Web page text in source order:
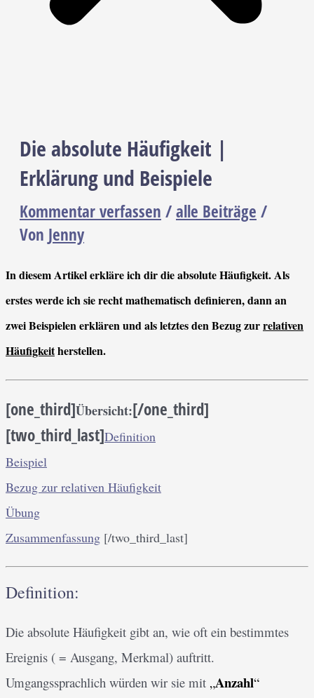
Die absolute Häufigkeit |
Erklärung und Beispiele
Kommentar verfassen /alle Beiträge /
Von Jenny
In diesem Artikel erkläre ich dir die absolute Häufigkeit. Als
erstes werde ich sie recht mathematisch definieren, dann an
zwei Beispielen erklären und als letztes den Bezug zurrelativen
Häufigkeitherstellen.
[one_third]Übersicht:[/one_third]
[two_third_last]Definition
Beispiel
Bezug zur relativen Häufigkeit
Übung
Zusammenfassung [/two_third_last]
Definition:
Die absolute Häufigkeit gibt an, wie oft ein bestimmtes
Ereignis ( = Ausgang, Merkmal) auftritt.
Umgangssprachlich würden wir sie mit „Anzahl“